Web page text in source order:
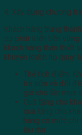
4. Xây dựng chương
Khách hàng trung
sự phát triển bền
khách hàng thân thiết
khuyến khích họ quay
Thẻ tích điểm:
trà sữa và đổi
giá cho lần mua
Quà tặng cho
quà tặng cho
hàng có mức
lâu dài.